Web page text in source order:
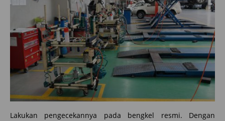
Lakukan pengecekannya pada bengkel resmi. Dengan